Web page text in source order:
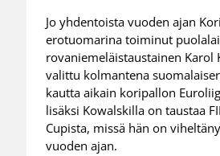
Jo yhdentoista vuoden ajan
erotuomarina toiminut
rovaniemeläistaustainen Karol
valittu kolmantena
kautta aikain koripallon
lisäksi Kowalskilla on taustaa
Cupista, missä hän on
vuoden ajan.